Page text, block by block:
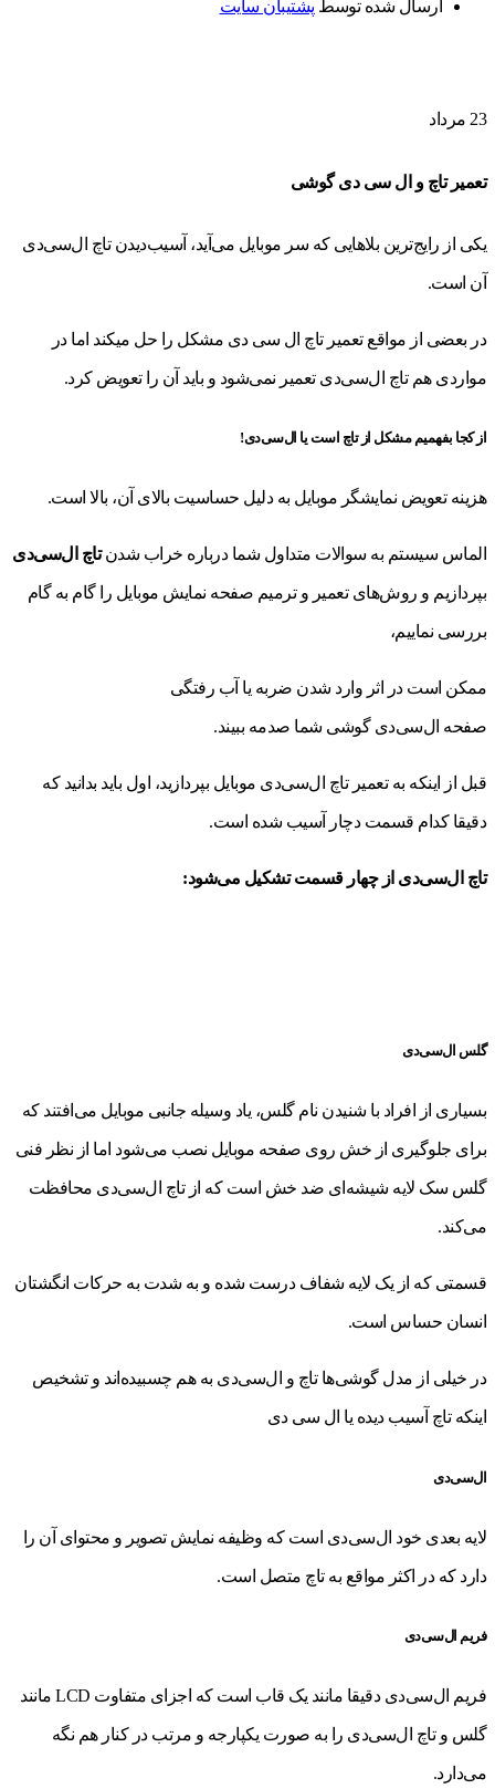
ارسال شده توسط پشتیبان سایت
23 مرداد
تعمیر تاچ و ال سی دی گوشی
یکی از رایج‌ترین بلاهایی که سر موبایل می‌آید، آسیب‌دیدن تاچ ال‌سی‌دی
آن است.
در بعضی از مواقع تعمیر تاچ ال سی دی مشکل را حل میکند اما در
مواردی هم تاچ ال‌سی‌دی تعمیر نمی‌شود و باید آن را تعویض کرد.
از کجا بفهمیم مشکل از تاچ است یا ال‌سی‌دی!
هزینه تعویض نمایشگر موبایل به دلیل حساسیت بالای آن، بالا است.
الماس سیستم به سوالات متداول شما درباره خراب شدنتاچ ال‌سی‌دی
بپردازیم و روش‌های تعمیر و ترمیم صفحه نمایش موبایل را گام به گام
بررسی نماییم،
ممکن است در اثر وارد شدن ضربه یا آب رفتگی
صفحه ال‌سی‌دی گوشی شما صدمه ببیند.
قبل از اینکه به تعمیر تاچ ال‌سی‌دی موبایل بپردازید، اول باید بدانید که
دقیقا کدام قسمت دچار آسیب شده است.
تاچ ال‌سی‌دی از چهار قسمت تشکیل می‌شود:
گلس ال‌سی‌دی
بسیاری از افراد با شنیدن نام گلس، یاد وسیله جانبی موبایل می‌افتند که
برای جلوگیری از خش روی صفحه موبایل نصب می‌شود اما از نظر فنی
گلس سک لایه شیشه‌ای ضد خش است که از تاچ ال‌سی‌دی محافظت
می‌کند.
قسمتی که از یک لایه شفاف درست شده و به شدت به حرکات انگشتان
انسان حساس است.
در خیلی از مدل گوشی‌ها تاچ و ال‌سی‌دی به هم چسبیده‌اند و تشخیص
اینکه تاچ آسیب دیده یا ال سی دی
ال‌سی‌دی
لایه بعدی خود ال‌سی‌دی است که وظیفه نمایش تصویر و محتوای آن را
دارد که در اکثر مواقع به تاچ متصل است.
فریم ال‌سی‌دی
فریم ال‌سی‌دی دقیقا مانند یک قاب است که اجزای متفاوت LCD مانند
گلس و تاچ ال‌سی‌دی را به صورت یکپارجه و مرتب در کنار هم نگه
می‌دارد.